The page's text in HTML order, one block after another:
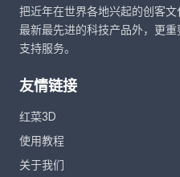
把近年在世界各地兴起的创客
最新最先进的科技产品外，更
支持服务。
友情链接
红菜3D
使用教程
关于我们